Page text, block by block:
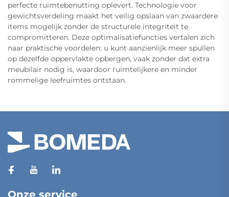
perfecte ruimtebenutting oplevert. Technologie voor
gewichtsverdeling maakt het veilig opslaan van zwaardere
items mogelijk zonder de structurele integriteit te
compromitteren. Deze optimalisatiefuncties vertalen zich
naar praktische voordelen: u kunt aanzienlijk meer spullen
op dezelfde oppervlakte opbergen, vaak zonder dat extra
meubilair nodig is, waardoor ruimtelijkere en minder
rommelige leefruimtes ontstaan.
Onze service